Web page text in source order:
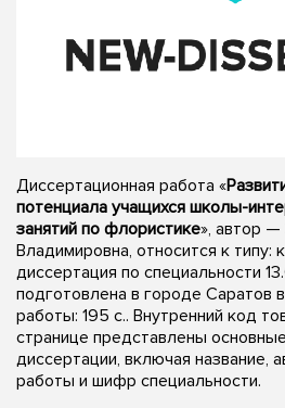
Диссертационная работа «
потенциала учащихся школы-
занятий по флористике», автор —
Владимировна, относится к типу:
диссертация по специальности
подготовлена в городе Саратов
работы: 195 с.. Внутренний код
странице представлены
диссертации, включая название,
работы и шифр специальности.